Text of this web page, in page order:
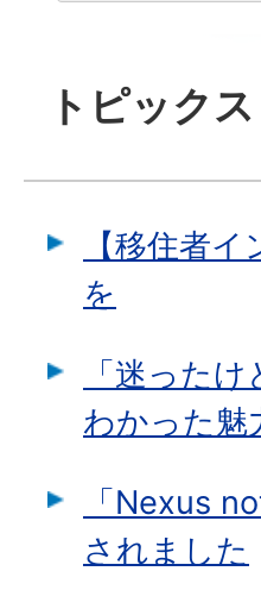
トピックス
【移住者
を
「迷った
わかった魅
「Nexus
されました